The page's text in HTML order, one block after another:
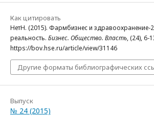
Как цитировать
НетН. (2015). Фармбизнес и здравоохранение-
реальность. Бизнес. Общество. Власть, (24), 6-
https://bov.hse.ru/article/view/31146
Другие форматы библиографических
Выпуск
№ 24 (2015)